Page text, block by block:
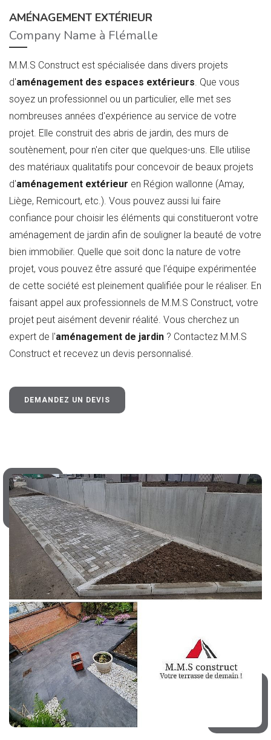
AMÉNAGEMENT EXTÉRIEUR
Company Name à Flémalle
M.M.S Construct est spécialisée dans divers projets
d'aménagement des espaces extérieurs. Que vous
soyez un professionnel ou un particulier, elle met ses
nombreuses années d'expérience au service de votre
projet. Elle construit des abris de jardin, des murs de
soutènement, pour n'en citer que quelques-uns. Elle utilise
des matériaux qualitatifs pour concevoir de beaux projets
d'aménagement extérieur en Région wallonne (Amay,
Liège, Remicourt, etc.). Vous pouvez aussi lui faire
confiance pour choisir les éléments qui constitueront votre
aménagement de jardin afin de souligner la beauté de votre
bien immobilier. Quelle que soit donc la nature de votre
projet, vous pouvez être assuré que l'équipe expérimentée
de cette société est pleinement qualifiée pour le réaliser. En
faisant appel aux professionnels de M.M.S Construct, votre
projet peut aisément devenir réalité. Vous cherchez un
expert de l'aménagement de jardin ? Contactez M.M.S
Construct et recevez un devis personnalisé.
DEMANDEZ UN DEVIS